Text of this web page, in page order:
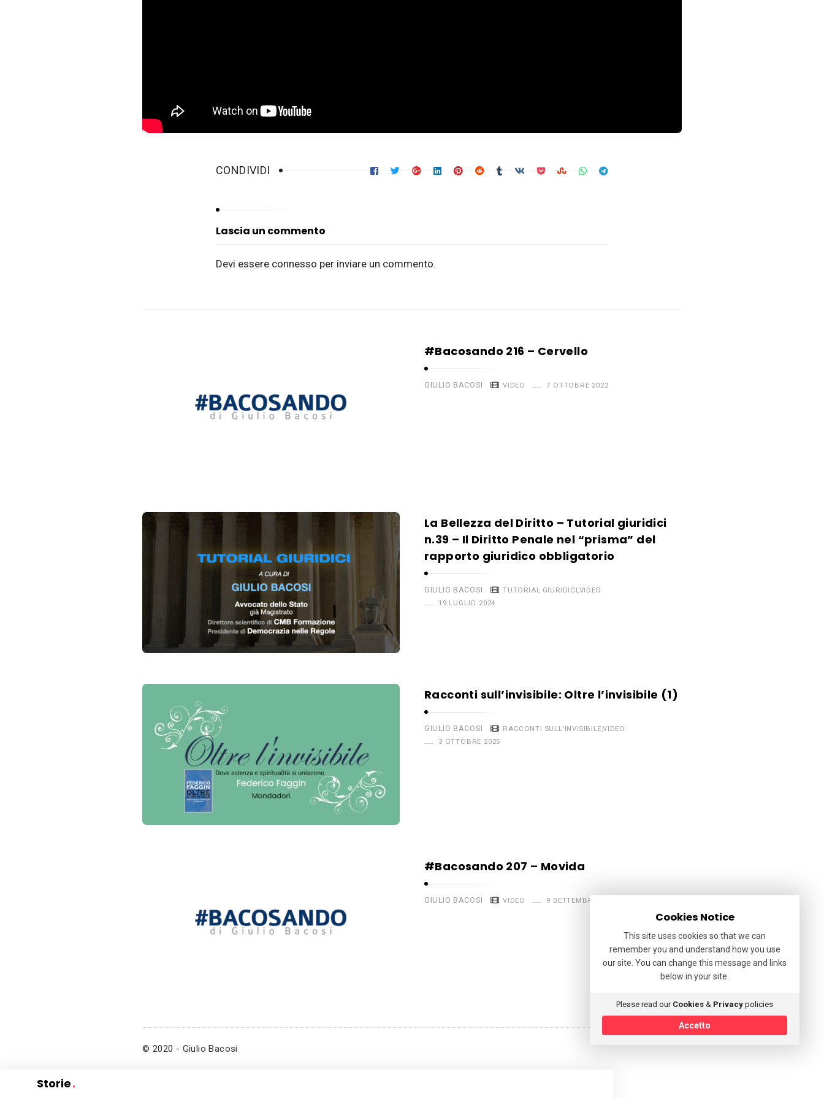
‫CONDIVIDI
Lascia un commento
Devi essere connesso per inviare un commento.
#Bacosando 216 – Cervello
GIULIO BACOSI VIDEO 7 OTTOBRE 2022
La Bellezza del Diritto – Tutorial giuridici
n.39 – Il Diritto Penale nel “prisma” del
rapporto giuridico obbligatorio
GIULIO BACOSI TUTORIAL GIURIDICI,VIDEO
19 LUGLIO 2024
Racconti sull’invisibile: Oltre l’invisibile (1)
GIULIO BACOSI RACCONTI SULL'INVISIBILE,VIDEO
3 OTTOBRE 2025
#Bacosando 207 – Movida
GIULIO BACOSI VIDEO 9 SETTEMBRE 2022
© 2020 - Giulio Bacosi
Storie.
Cookies Notice
This site uses cookies so that we can
remember you and understand how you use
our site. You can change this message and links
below in your site.
Please read our Cookies & Privacy policies
Accetto